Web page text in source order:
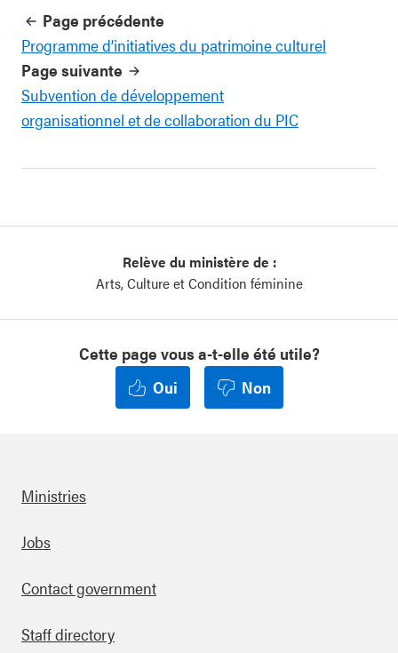
Page précédente
Programme d’initiatives du patrimoine culturel
Page suivante
Subvention de développement
organisationnel et de collaboration du PIC
Relève du ministère de :
Arts, Culture et Condition féminine
Cette page vous a-t-elle été utile?
Oui
Non
Footer
Ministries
Jobs
Contact government
Staff directory